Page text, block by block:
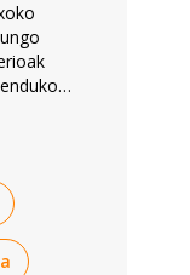
eta,
ditu